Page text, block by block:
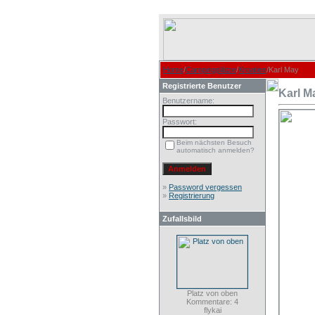
Home/Campingplätze/Kroatien/Karl May
Registrierte Benutzer
Benutzername:
Passwort:
Beim nächsten Besuch
automatisch anmelden?
» Password vergessen
» Registrierung
Zufallsbild
Platz von oben
Kommentare: 4
flykai
Karl